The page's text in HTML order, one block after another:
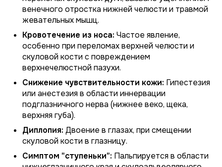
венечного отростка нижней челюсти и травмой
жевательных мышц.
Кровотечение из носа: Частое явление,
особенно при переломах верхней челюсти и
скуловой кости с повреждением
верхнечелюстной пазухи.
Снижение чувствительности кожи: Гипестезия
или анестезия в области иннервации
подглазничного нерва (нижнее веко, щека,
верхняя губа).
Диплопия: Двоение в глазах, при смещении
скуловой кости в глазницу.
Симптом "ступеньки": Пальпируется в области